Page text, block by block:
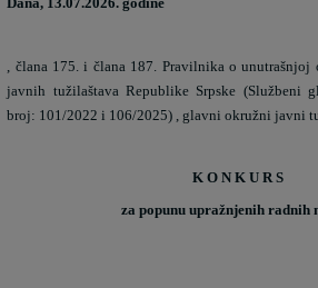
, člana 175. i člana 187. Pravilnika o
javnih tužilaštava Republike Srpske (Službeni
broj: 101/2022 i 106/2025) , glavni okružni javni
K O N K U R S
za popunu upražnjenih radnih